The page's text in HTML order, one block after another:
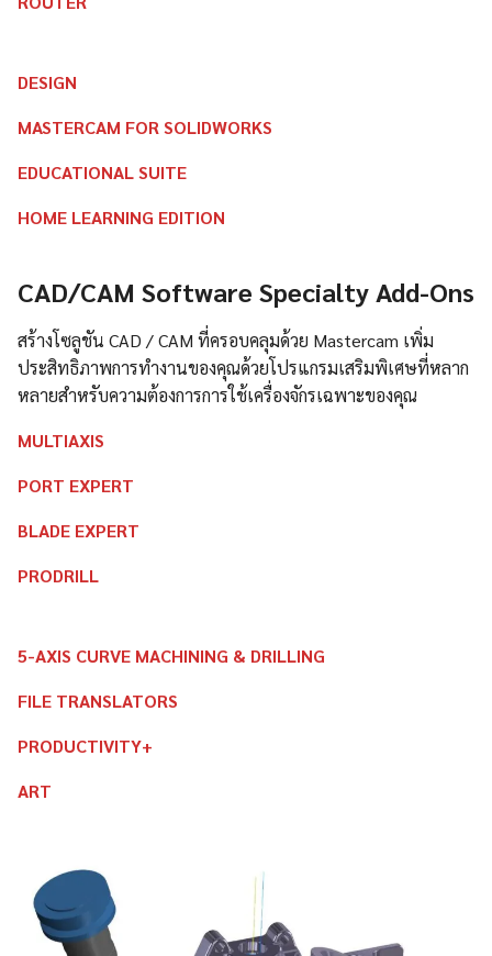
DESIGN
MASTERCAM FOR SOLIDWORKS
EDUCATIONAL SUITE
HOME LEARNING EDITION
CAD/CAM Software Specialty Add-Ons
สร้างโซลูชัน CAD / CAM ที่ครอบคลุมด้วย Mastercam เพิ่ม
ประสิทธิภาพการทำงานของคุณด้วยโปรแกรมเสริมพิเศษที่หลาก
หลายสำหรับความต้องการการใช้เครื่องจักรเฉพาะของคุณ
MULTIAXIS
PORT EXPERT
BLADE EXPERT
PRODRILL
5-AXIS CURVE MACHINING & DRILLING
FILE TRANSLATORS
PRODUCTIVITY+
ART